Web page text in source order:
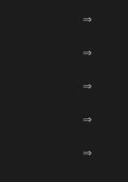
⇒
⇒
⇒
⇒
⇒